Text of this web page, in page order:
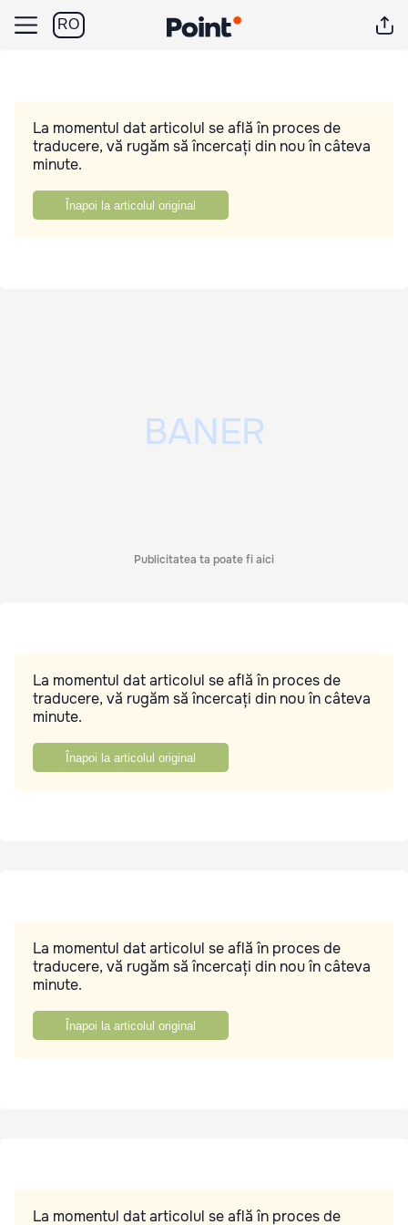
RO
La momentul dat articolul se află în proces de
traducere, vă rugăm să încercați din nou în câteva
minute.
Înapoi la articolul original
Publicitatea ta poate fi aici
La momentul dat articolul se află în proces de
traducere, vă rugăm să încercați din nou în câteva
minute.
Înapoi la articolul original
La momentul dat articolul se află în proces de
traducere, vă rugăm să încercați din nou în câteva
minute.
Înapoi la articolul original
La momentul dat articolul se află în proces de